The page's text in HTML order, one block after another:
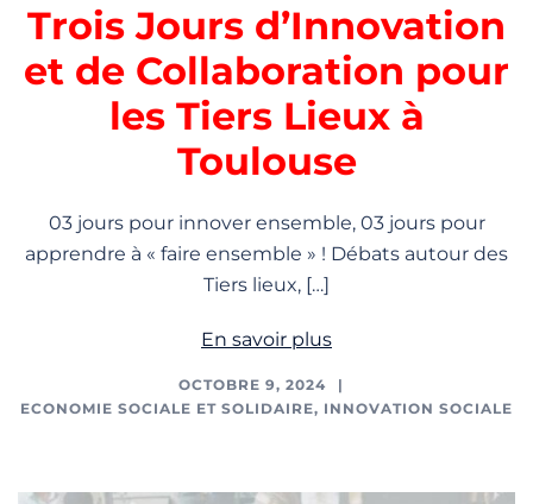
Trois Jours d’Innovation
et de Collaboration pour
les Tiers Lieux à
Toulouse
03 jours pour innover ensemble, 03 jours pour
apprendre à « faire ensemble » ! Débats autour des
Tiers lieux, […]
En savoir plus
OCTOBRE 9, 2024
ECONOMIE SOCIALE ET SOLIDAIRE, INNOVATION SOCIALE